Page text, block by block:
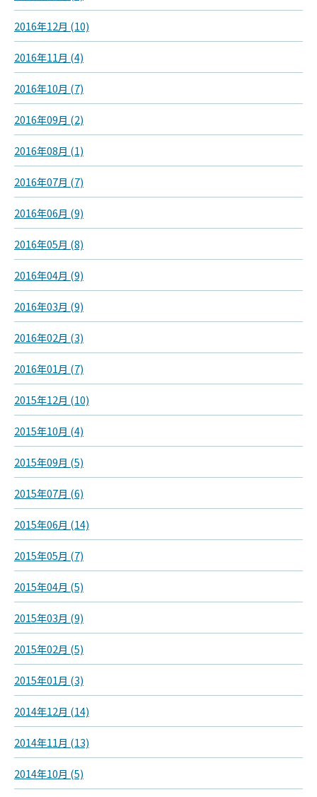
2016年12月 (10)
2016年11月 (4)
2016年10月 (7)
2016年09月 (2)
2016年08月 (1)
2016年07月 (7)
2016年06月 (9)
2016年05月 (8)
2016年04月 (9)
2016年03月 (9)
2016年02月 (3)
2016年01月 (7)
2015年12月 (10)
2015年10月 (4)
2015年09月 (5)
2015年07月 (6)
2015年06月 (14)
2015年05月 (7)
2015年04月 (5)
2015年03月 (9)
2015年02月 (5)
2015年01月 (3)
2014年12月 (14)
2014年11月 (13)
2014年10月 (5)